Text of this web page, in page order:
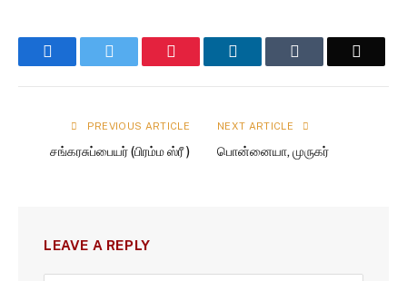
Facebook Pinterest LinkedIn
PREVIOUS ARTICLE
சங்கரசுப்பையர் (பிரம்ம ஸ்ரீ )
NEXT ARTICLE
பொன்னையா, முருகர்
LEAVE A REPLY